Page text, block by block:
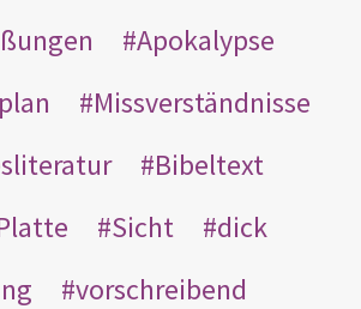
Apokalypse
Missverständnisse
Bibeltext
Sicht
dick
vorschreibend